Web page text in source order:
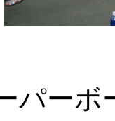
パーボ